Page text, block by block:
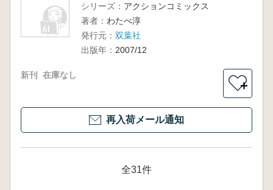
シリーズ： アクションコミックス
著者： わたべ淳
発行元： 双葉社
出版年： 2007/12
新刊 在庫なし
＋
再入荷メール通知
全31件